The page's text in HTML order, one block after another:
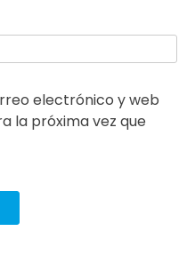
electrónico y web
la próxima vez que